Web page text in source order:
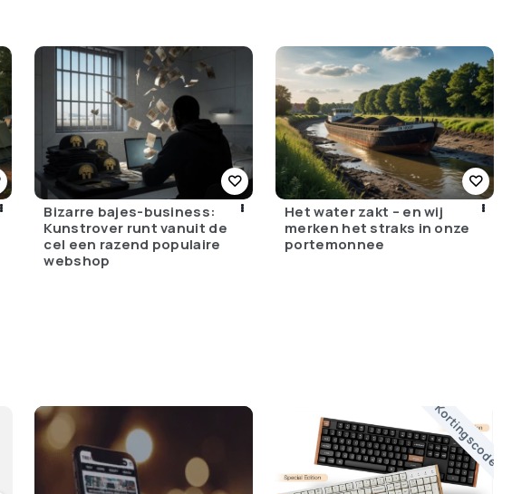
Bizarre bajes-business:
Kunstrover runt vanuit de
cel een razend populaire
webshop
Het water zakt – en wij
merken het straks in onze
portemonnee
Kortingscode